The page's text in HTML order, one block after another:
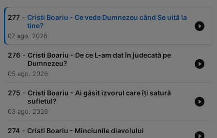
277 - Cristi Boariu - Ce vede Dumnezeu când Se uită la
tine?
07 ago. 2026
276 - Cristi Boariu - De ce L-am dat în judecată pe
Dumnezeu?
05 ago. 2026
275 - Cristi Boariu - Ai găsit izvorul care îți satură
sufletul?
03 ago. 2026
274 - Cristi Boariu - Minciunile diavolului